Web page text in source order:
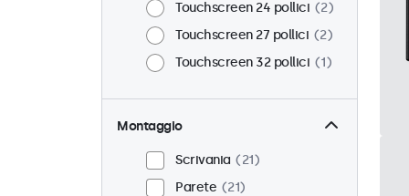
Touchscreen 24 pollici
2
Touchscreen 27 pollici
2
Touchscreen 32 pollici
1
Montaggio
Scrivania
21
Parete
21